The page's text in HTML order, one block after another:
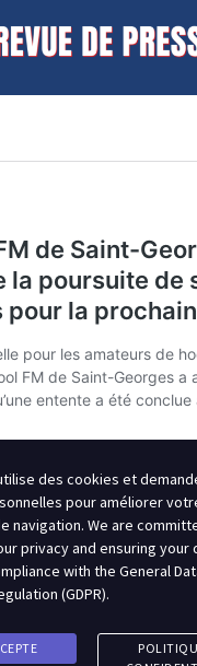
des cookies et
pour améliorer
navigation. We are
privacy and ensuring your
with the General
(GDPR).